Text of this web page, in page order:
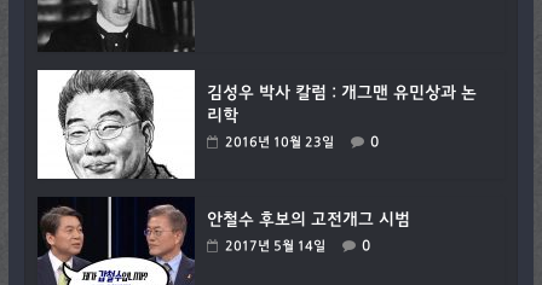
김성우 박사 칼럼 : 개그맨 유민상과 논
리학
2016년 10월 23일 0
안철수 후보의 고전개그 시범
2017년 5월 14일 0